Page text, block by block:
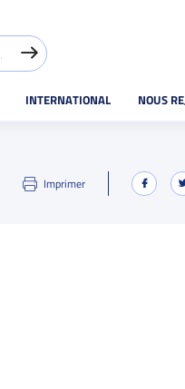
INTERNATIONAL NOUS
Imprimer